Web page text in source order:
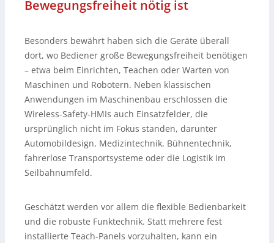
Bewegungsfreiheit nötig ist
Besonders bewährt haben sich die Geräte überall
dort, wo Bediener große Bewegungsfreiheit benötigen
– etwa beim Einrichten, Teachen oder Warten von
Maschinen und Robotern. Neben klassischen
Anwendungen im Maschinenbau erschlossen die
Wireless-Safety-HMIs auch Einsatzfelder, die
ursprünglich nicht im Fokus standen, darunter
Automobildesign, Medizintechnik, Bühnentechnik,
fahrerlose Transportsysteme oder die Logistik im
Seilbahnumfeld.
Geschätzt werden vor allem die flexible Bedienbarkeit
und die robuste Funktechnik. Statt mehrere fest
installierte Teach-Panels vorzuhalten, kann ein